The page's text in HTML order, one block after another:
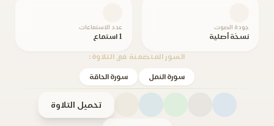
جودة الصوت
نسخة أصلية
عدد الاستماعات
1 استماع
السور المتضمنة في التلاوة:
سورة النمل سورة الحاقة
تحميل التلاوة